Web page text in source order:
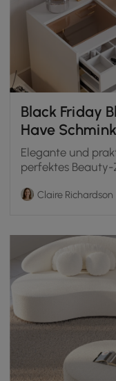
Black Friday
Have
und
Elegante und
perfektes
Claire Richardson